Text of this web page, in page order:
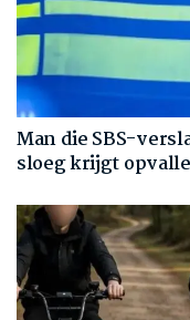
Man die SBS-
sloeg krijgt